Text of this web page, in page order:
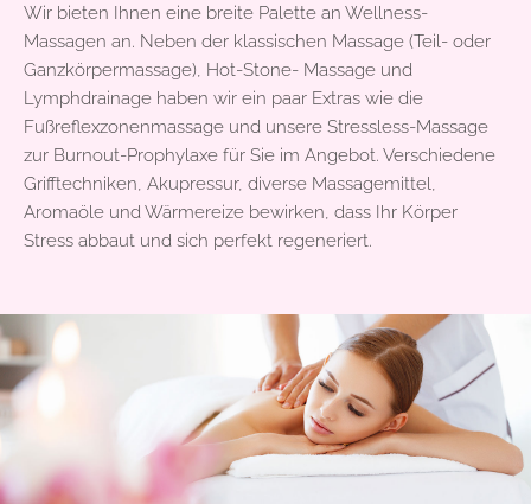
Wir bieten Ihnen eine breite Palette an Wellness-
Massagen an. Neben der klassischen Massage (Teil- oder
Ganzkörpermassage), Hot-Stone- Massage und
Lymphdrainage haben wir ein paar Extras wie die
Fußreflexzonenmassage und unsere Stressless-Massage
zur Burnout-Prophylaxe für Sie im Angebot. Verschiedene
Grifftechniken, Akupressur, diverse Massagemittel,
Aromaöle und Wärmereize bewirken, dass Ihr Körper
Stress abbaut und sich perfekt regeneriert.